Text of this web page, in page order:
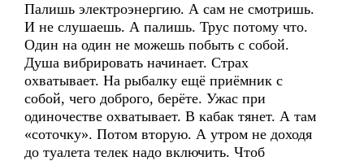
Палишь электроэнергию. А сам не смотришь.
И не слушаешь. А палишь. Трус потому что.
Один на один не можешь побыть с собой.
Душа вибрировать начинает. Страх
охватывает. На рыбалку ещё приёмник с
собой, чего доброго, берёте. Ужас при
одиночестве охватывает. В кабак тянет. А там
«соточку». Потом вторую. А утром не доходя
до туалета телек надо включить. Чтоб